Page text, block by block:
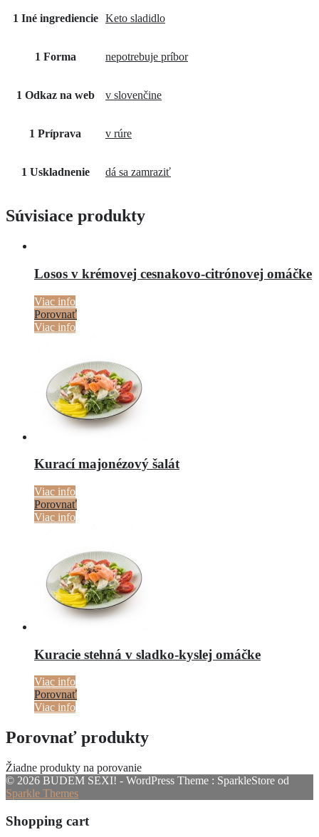
1 Iné ingrediencie Keto sladidlo
1 Forma nepotrebuje príbor
1 Odkaz na web v slovenčine
1 Príprava v rúre
1 Uskladnenie dá sa zamraziť
Súvisiace produkty
Losos v krémovej cesnakovo-citrónovej omáčke
Viac info
Porovnať
Viac info
Kurací majonézový šalát
Viac info
Porovnať
Viac info
Kuracie stehná v sladko-kyslej omáčke
Viac info
Porovnať
Viac info
Porovnať produkty
Žiadne produkty na porovanie
© 2026 BUDEM SEXI! - WordPress Theme : SparkleStore od
Sparkle Themes
Shopping cart